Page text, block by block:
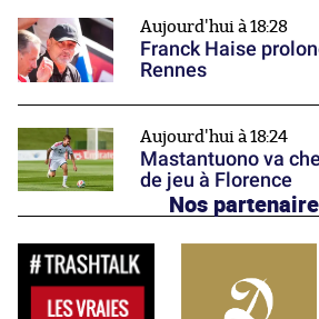
Aujourd'hui à 18:28
Franck Haise
Rennes
Aujourd'hui à 18:24
Mastantuono va
de jeu à Florence
Nos